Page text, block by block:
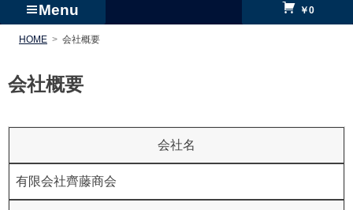
キ
Menu ￥0
HOME 会社概要
会社概要
会社名
有限会社齊藤商会